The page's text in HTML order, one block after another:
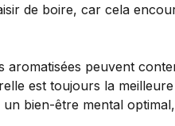
de boire, car cela
peuvent
est toujours la
bien-être mental